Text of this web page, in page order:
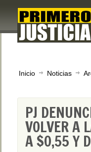
Inicio Noticias
PJ
VOLVER A
A $0,55 Y